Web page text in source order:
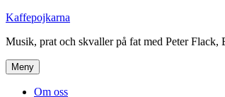
Hoppa
innehåll
Kaffepojkarna
Musik, prat och skvaller på fat med Peter Flack,
Meny
Om oss